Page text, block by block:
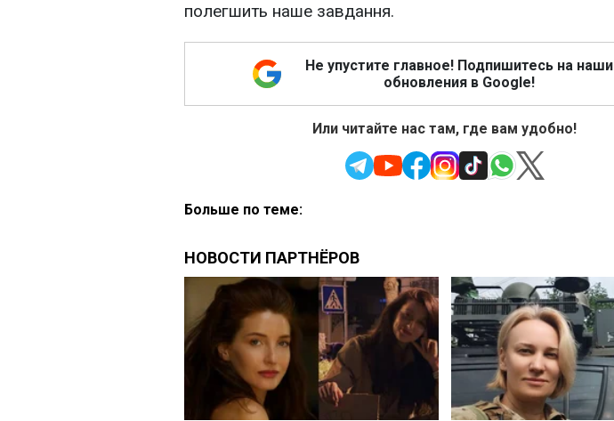
полегшить наше завдання.
Не упустите главное! Подпишитесь на наши
обновления в Google!
Или читайте нас там, где вам удобно!
Больше по теме: